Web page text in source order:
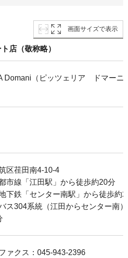
画面サイズで表示
店（敬称略）
Domani（ピッツェリア ドマーニ
区荏田南4-10-4
市線「江田駅」から徒歩約20分
下鉄「センター南駅」から徒歩約
ス304系統（江田からセンター南
ァクス：045-943-2396